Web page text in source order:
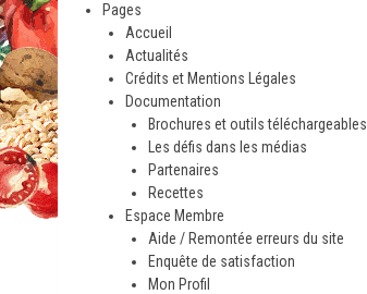
Pages
Accueil
Actualités
Crédits et Mentions Légales
Documentation
Brochures et outils téléchargeables
Les défis dans les médias
Partenaires
Recettes
Espace Membre
Aide / Remontée erreurs du site
Enquête de satisfaction
Mon Profil